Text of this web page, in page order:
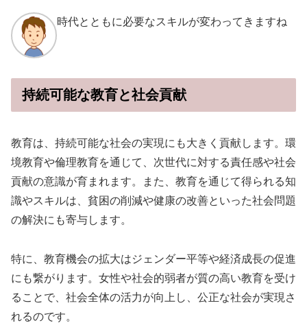
時代とともに必要なスキルが変わってきますね
持続可能な教育と社会貢献
教育は、持続可能な社会の実現にも大きく貢献します。環
境教育や倫理教育を通じて、次世代に対する責任感や社会
貢献の意識が育まれます。また、教育を通じて得られる知
識やスキルは、貧困の削減や健康の改善といった社会問題
の解決にも寄与します。
特に、教育機会の拡大はジェンダー平等や経済成長の促進
にも繋がります。女性や社会的弱者が質の高い教育を受け
ることで、社会全体の活力が向上し、公正な社会が実現さ
れるのです。